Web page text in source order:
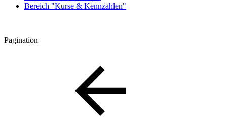
Bereich "Kurse & Kennzahlen"
Pagination